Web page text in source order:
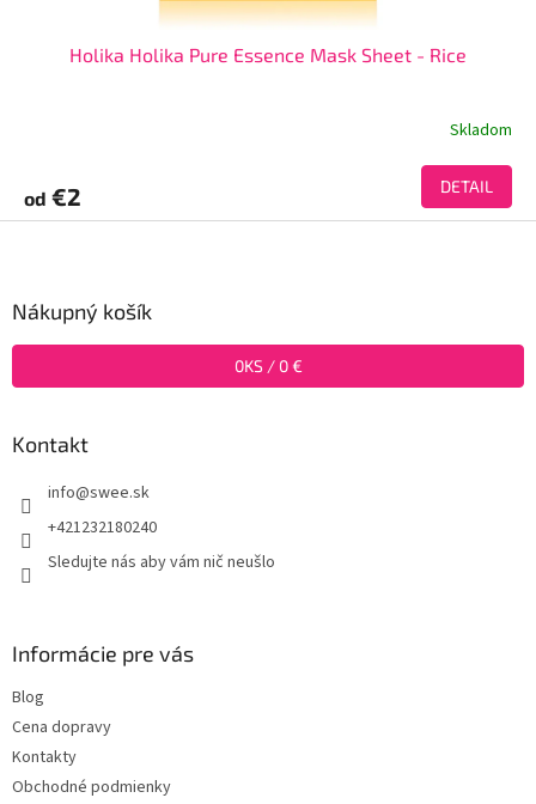
Holika Holika Pure Essence Mask Sheet - Rice
Skladom
od €2 DETAIL
Nákupný košík
0KS / 0 €
Kontakt
info@swee.sk
+421232180240
Sledujte nás aby vám nič neušlo
Informácie pre vás
Blog
Cena dopravy
Kontakty
Obchodné podmienky